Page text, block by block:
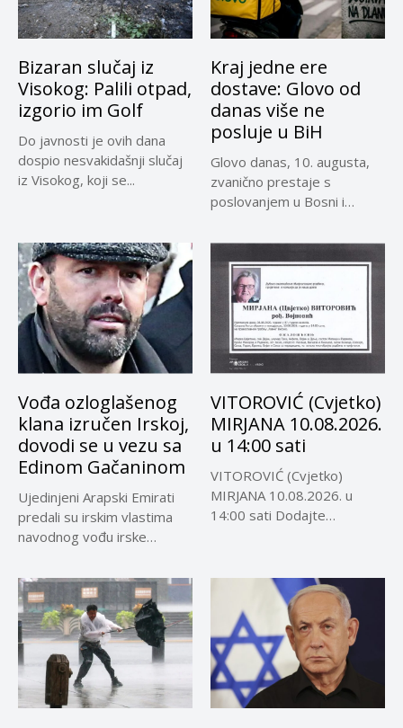
Bizaran slučaj iz
Visokog: Palili otpad,
izgorio im Golf
Do javnosti je ovih dana
dospio nesvakidašnji slučaj
iz Visokog, koji se...
Kraj jedne ere
dostave: Glovo od
danas više ne
posluje u BiH
Glovo danas, 10. augusta,
zvanično prestaje s
poslovanjem u Bosni i
Vođa ozloglašenog
klana izručen Irskoj,
dovodi se u vezu sa
Edinom Gačaninom
Ujedinjeni Arapski Emirati
predali su irskim vlastima
navodnog vođu irske
VITOROVIĆ (Cvjetko)
MIRJANA 10.08.2026.
u 14:00 sati
VITOROVIĆ (Cvjetko)
MIRJANA 10.08.2026. u
14:00 sati Dodajte